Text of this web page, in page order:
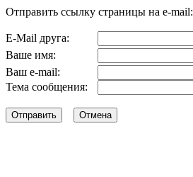
Отправить ссылку страницы на e-mail:
E-Mail друга:
Ваше имя:
Ваш e-mail:
Тема сообщения: